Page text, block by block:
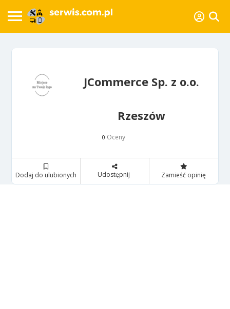
JCommerce Sp. z o.o.
Rzeszów
0 Oceny
Dodaj do ulubionych Udostępnij Zamieść opinię